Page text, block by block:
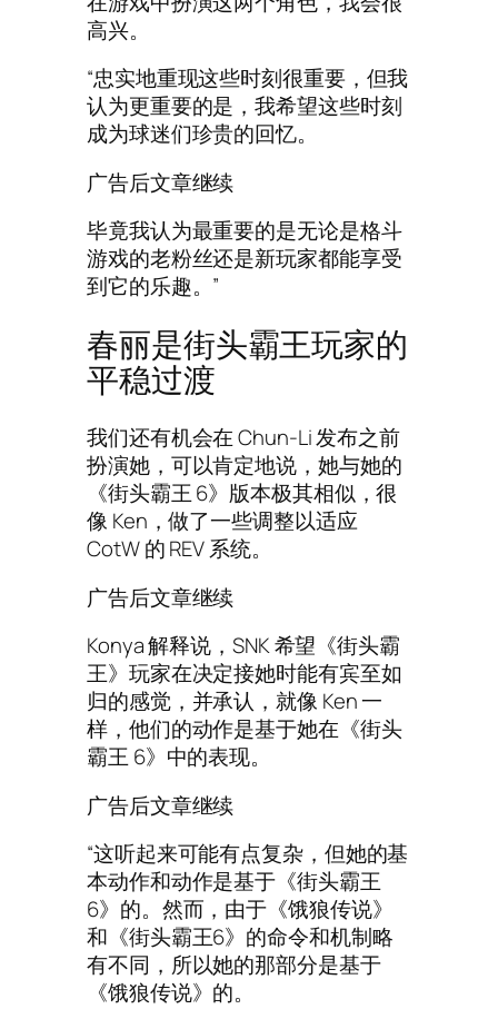
高兴。
“忠实地重现这些时刻很重要，但我
认为更重要的是，我希望这些时刻
成为球迷们珍贵的回忆。
广告后文章继续
毕竟我认为最重要的是无论是格斗
游戏的老粉丝还是新玩家都能享受
到它的乐趣。”
春丽是街头霸王玩家的
平稳过渡
我们还有机会在 Chun-Li 发布之前
扮演她，可以肯定地说，她与她的
《街头霸王 6》版本极其相似，很
像 Ken，做了一些调整以适应
CotW 的 REV 系统。
广告后文章继续
Konya 解释说，SNK 希望《街头霸
王》玩家在决定接她时能有宾至如
归的感觉，并承认，就像 Ken 一
样，他们的动作是基于她在《街头
霸王 6》中的表现。
广告后文章继续
“这听起来可能有点复杂，但她的基
本动作和动作是基于《街头霸王
6》的。然而，由于《饿狼传说》
和《街头霸王6》的命令和机制略
有不同，所以她的那部分是基于
《饿狼传说》的。